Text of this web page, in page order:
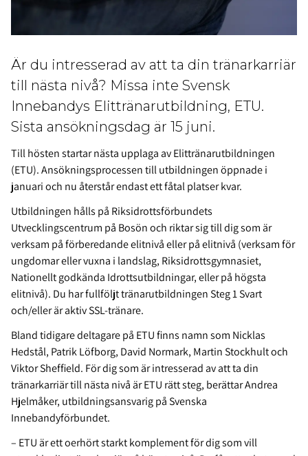
Är du intresserad av att ta din tränarkarriär
till nästa nivå? Missa inte Svensk
Innebandys Elittränarutbildning, ETU.
Sista ansökningsdag är 15 juni.
Till hösten startar nästa upplaga av Elittränarutbildningen
(ETU). Ansökningsprocessen till utbildningen öppnade i
januari och nu återstår endast ett fåtal platser kvar.
Utbildningen hålls på Riksidrottsförbundets
Utvecklingscentrum på Bosön och riktar sig till dig som är
verksam på förberedande elitnivå eller på elitnivå (verksam för
ungdomar eller vuxna i landslag, Riksidrottsgymnasiet,
Nationellt godkända Idrottsutbildningar, eller på högsta
elitnivå). Du har fullföljt tränarutbildningen Steg 1 Svart
och/eller är aktiv SSL-tränare.
Bland tidigare deltagare på ETU finns namn som Nicklas
Hedstål, Patrik Löfborg, David Normark, Martin Stockhult och
Viktor Sheffield. För dig som är intresserad av att ta din
tränarkarriär till nästa nivå är ETU rätt steg, berättar Andrea
Hjelmåker, utbildningsansvarig på Svenska
Innebandyförbundet.
– ETU är ett oerhört starkt komplement för dig som vill